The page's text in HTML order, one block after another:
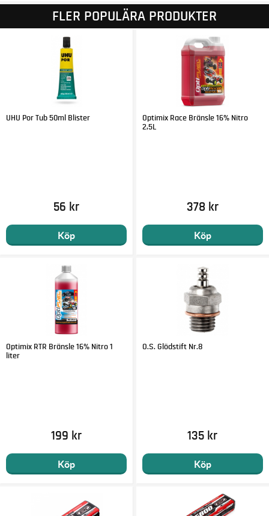
FLER POPULÄRA PRODUKTER
UHU Por Tub 50ml Blister
56 kr
Köp
Optimix Race Bränsle 16% Nitro
2,5L
378 kr
Köp
Optimix RTR Bränsle 16% Nitro 1
liter
199 kr
Köp
O.S. Glödstift Nr.8
135 kr
Köp